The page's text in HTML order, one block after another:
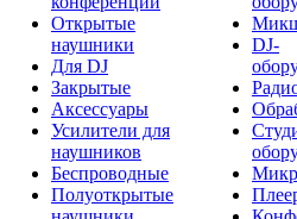
Открытые
наушники
Для DJ
Закрытые
Аксессуары
Усилители для
наушников
Беспроводные
Полуоткрытые
DJ-